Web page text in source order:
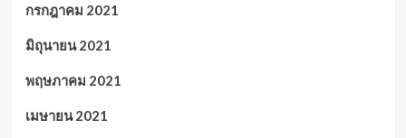
กรกฎาคม 2021
มิถุนายน 2021
พฤษภาคม 2021
เมษายน 2021